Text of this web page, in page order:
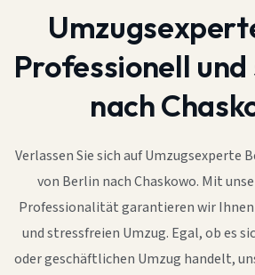
Professionell
nach
Verlassen Sie sich auf Umzugsexperte
von Berlin nach Chaskowo. Mit
Professionalität garantieren wir
und stressfreien Umzug. Egal, ob es
oder geschäftlichen Umzug handelt,